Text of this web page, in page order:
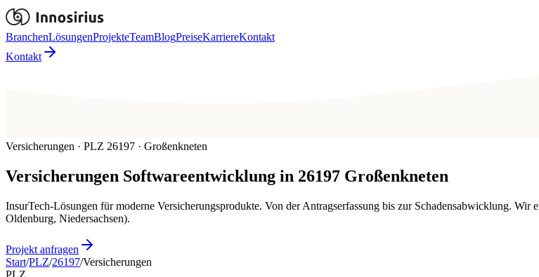
BranchenLösungenProjekteTeamBlogPreiseKarriereKontakt
Kontakt
Versicherungen · PLZ 26197 · Großenkneten
Versicherungen Softwareentwicklung in 26197 Großenkneten
InsurTech-Lösungen für moderne Versicherungsprodukte. Von der Antragserfassung bis zur Schadensabwicklung.
Oldenburg, Niedersachsen).
Projekt anfragen
Start/PLZ/26197/Versicherungen
PLZ